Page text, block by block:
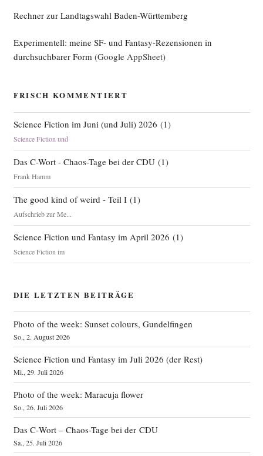
Rechner zur Landtagswahl Baden-Württemberg
Experimentell: meine SF- und Fantasy-Rezensionen in
durchsuchbarer Form(Google AppSheet)
FRISCH KOMMENTIERT
Science Fiction im Juni (und Juli) 2026 (1)
Science Fiction und
Das C-Wort - Chaos-Tage bei der CDU(1)
Frank Hamm
The good kind of weird - Teil I(1)
Aufschrieb zur Me...
Science Fiction und Fantasy im April 2026 (1)
Science Fiction im
DIE LETZTEN BEITRÄGE
Photo of the week: Sunset colours, Gundelfingen
So., 2. August 2026
Science Fiction und Fantasy im Juli 2026 (der Rest)
Mi., 29. Juli 2026
Photo of the week: Maracuja flower
So., 26. Juli 2026
Das C‑Wort – Chaos-Tage bei der CDU
Sa., 25. Juli 2026